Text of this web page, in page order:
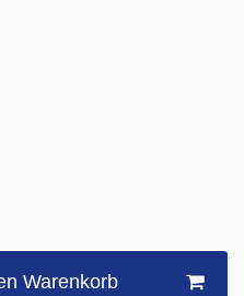
Warenkorb